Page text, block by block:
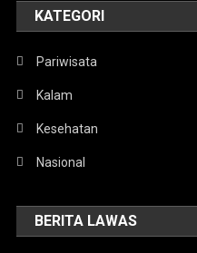
KATEGORI
Pariwisata
Kalam
Kesehatan
Nasional
BERITA LAWAS